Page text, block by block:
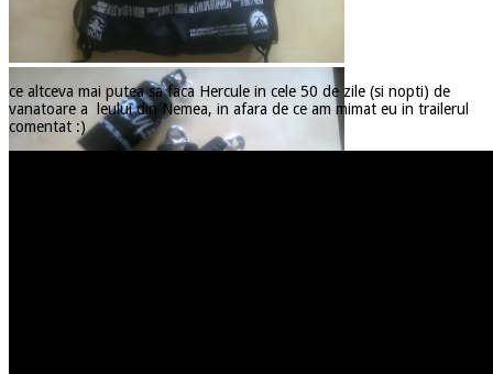
ce altceva mai putea sa faca Hercule in cele 50 de zile (si nopti) de
vanatoare a leului din Nemea, in afara de ce am mimat eu in trailerul
comentat :)